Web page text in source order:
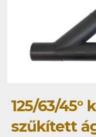
125/63/
szűkített